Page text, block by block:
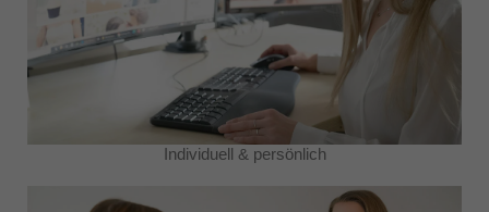
Individuell & persönlich